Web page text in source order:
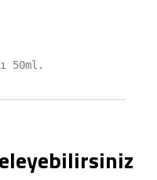
50ml.